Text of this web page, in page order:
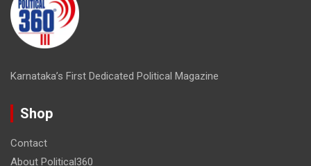
Karnataka’s First Dedicated Political Magazine
Shop
Contact
About Political360